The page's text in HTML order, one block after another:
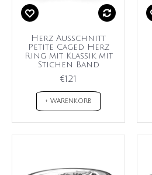
Herz Ausschnitt
Petite Caged Herz
Ring mit Klassik mit
Stichen Band
€121
+ WARENKORB